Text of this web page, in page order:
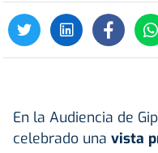
En la Audiencia de
celebrado una vista